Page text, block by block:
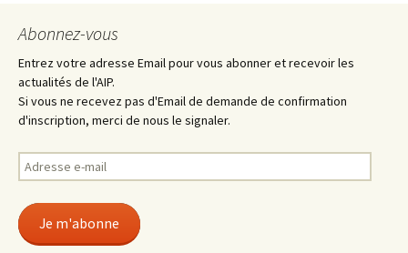
Abonnez-vous
Entrez votre adresse Email pour vous abonner et recevoir les
actualités de l'AIP.
Si vous ne recevez pas d'Email de demande de confirmation
d'inscription, merci de nous le signaler.
Adresse
e-
Je m'abonne